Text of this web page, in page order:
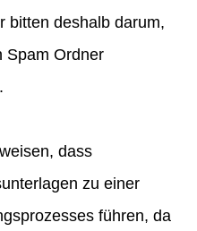
bitten deshalb darum,
Spam Ordner
dass
zu einer
führen, da